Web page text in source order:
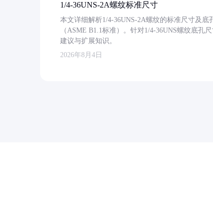
1/4-36UNS-2A螺纹标准尺寸
本文详细解析1/4-36UNS-2A螺纹的标准尺寸及
（ASME B1.1标准）。针对1/4-36UNS螺纹底
建议与扩展知识。
2026年8月4日